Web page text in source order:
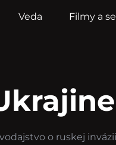
Veda Filmy a
o ruskej